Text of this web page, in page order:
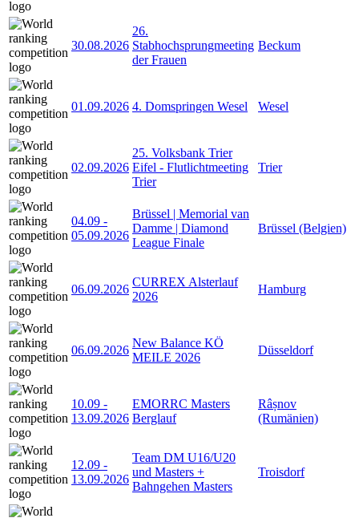
30.08.2026
26.
Stabhochsprungmeeting
der Frauen
Beckum
01.09.2026 4. Domspringen Wesel Wesel
02.09.2026
25. Volksbank Trier
Eifel - Flutlichtmeeting
Trier
Trier
04.09 -
05.09.2026
Brüssel | Memorial van
Damme | Diamond
League Finale
Brüssel (Belgien)
06.09.2026
CURREX Alsterlauf
2026
Hamburg
06.09.2026
New Balance KÖ
MEILE 2026
Düsseldorf
10.09 -
13.09.2026
EMORRC Masters
Berglauf
Râșnov
(Rumänien)
12.09 -
13.09.2026
Team DM U16/U20
und Masters +
Bahngehen Masters
Troisdorf